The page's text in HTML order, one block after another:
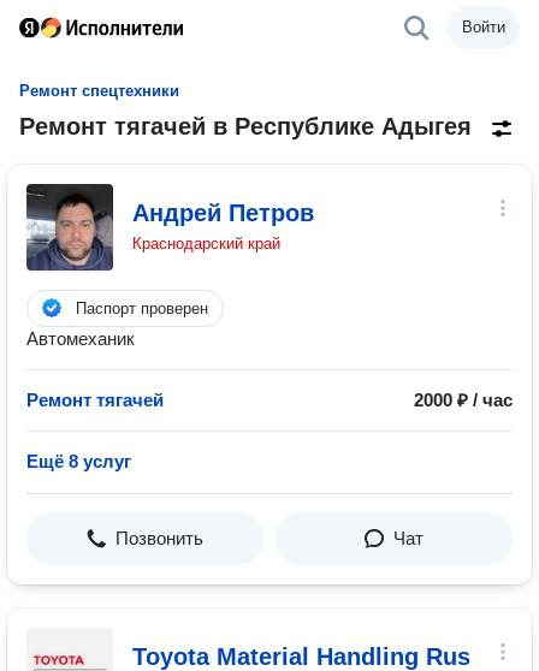
Войти
Ремонт спецтехники
Ремонт тягачей в Республике Адыгея
Андрей Петров
Краснодарский край
Паспорт проверен
Автомеханик
Ремонт тягачей 2000 ₽ / час
Ещё 8 услуг
Позвонить Чат
Toyota Material Handling Rus